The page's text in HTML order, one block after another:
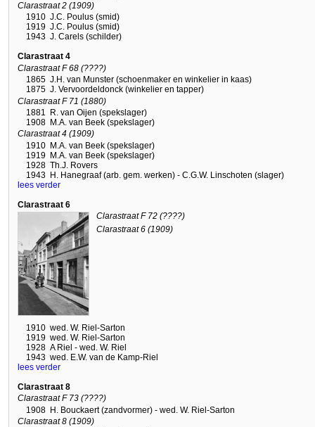
Clarastraat 2 (1909)
1910 J.C. Poulus (smid)
1919 J.C. Poulus (smid)
1943 J. Carels (schilder)
Clarastraat 4
Clarastraat F 68 (????)
1865 J.H. van Munster (schoenmaker en winkelier in kaas)
1875 J. Vervoordeldonck (winkelier en tapper)
Clarastraat F 71 (1880)
1881
R. van Oijen (spekslager)
1908 M.A. van Beek (spekslager)
Clarastraat 4 (1909)
1910 M.A. van Beek (spekslager)
1919 M.A. van Beek (spekslager)
1928 Th.J. Rovers
1943 H. Hanegraaf (arb. gem. werken) - C.G.W. Linschoten (slager)
lees verder
Clarastraat 6
Clarastraat F 72 (????)
Clarastraat 6 (1909)
1910 wed. W. Riel-Sarton
1919 wed. W. Riel-Sarton
1928 A Riel - wed. W. Riel
1943 wed. E.W. van de Kamp-Riel
lees verder
Clarastraat 8
Clarastraat F 73 (????)
1908 H. Bouckaert (zandvormer) - wed. W. Riel-Sarton
Clarastraat 8 (1909)